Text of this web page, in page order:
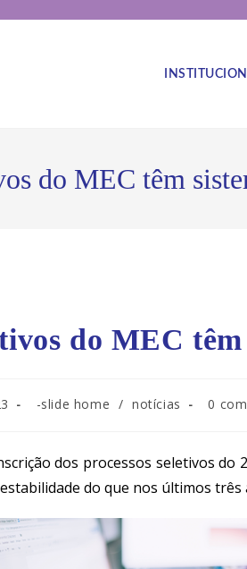
do MEC têm
do MEC
-slide home / notícias 0
dos processos seletivos do
do que nos últimos três